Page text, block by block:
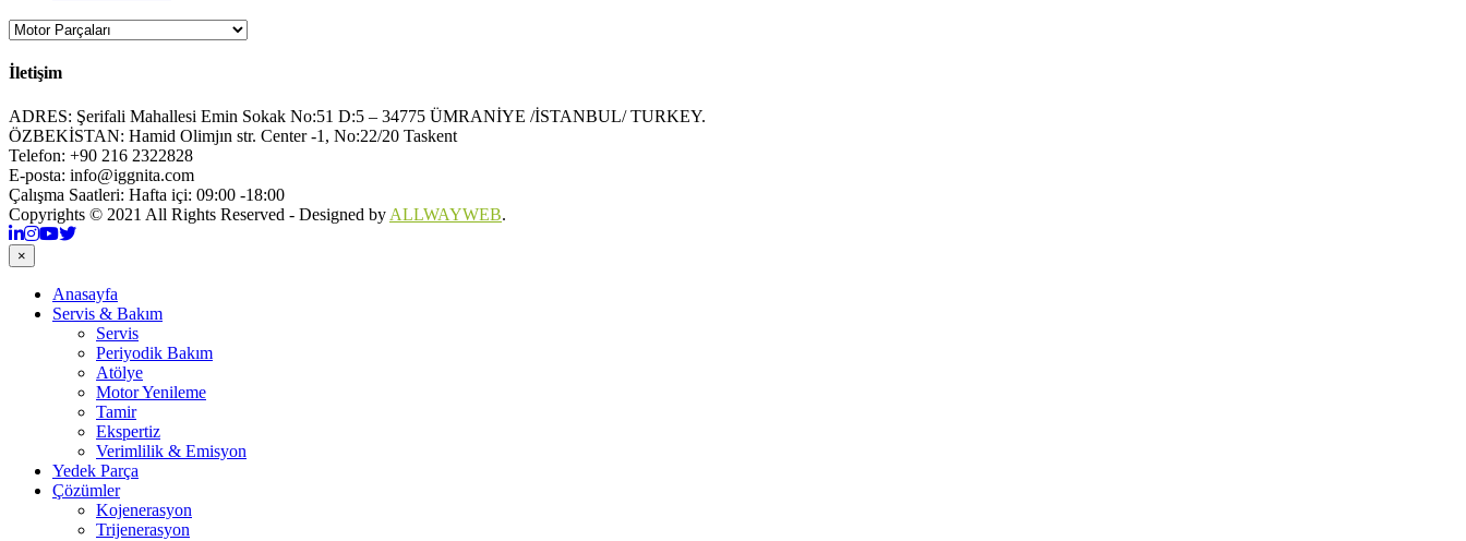
İletişim
ADRES: Şerifali Mahallesi Emin Sokak No:51 D:5 – 34775 ÜMRANİYE /İSTANBUL/ TURKEY.
ÖZBEKİSTAN: Hamid Olimjın str. Center -1, No:22/20 Taskent
Telefon: +90 216 2322828
E-posta: info@iggnita.com
Çalışma Saatleri: Hafta içi: 09:00 -18:00
Copyrights © 2021 All Rights Reserved - Designed by ALLWAYWEB.
×
Anasayfa
Servis & Bakım
Servis
Periyodik Bakım
Atölye
Motor Yenileme
Tamir
Ekspertiz
Verimlilik & Emisyon
Yedek Parça
Çözümler
Kojenerasyon
Trijenerasyon